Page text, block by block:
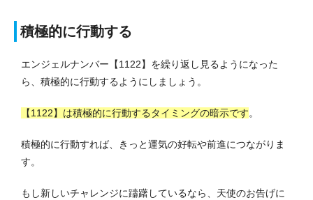
積極的に行動する
エンジェルナンバー【1122】を繰り返し見るようになった
ら、積極的に行動するようにしましょう。
【1122】は積極的に行動するタイミングの暗示です。
積極的に行動すれば、きっと運気の好転や前進につながりま
す。
もし新しいチャレンジに躊躇しているなら、天使のお告げに